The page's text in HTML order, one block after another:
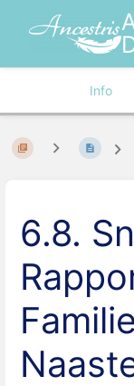
Info
6.8.